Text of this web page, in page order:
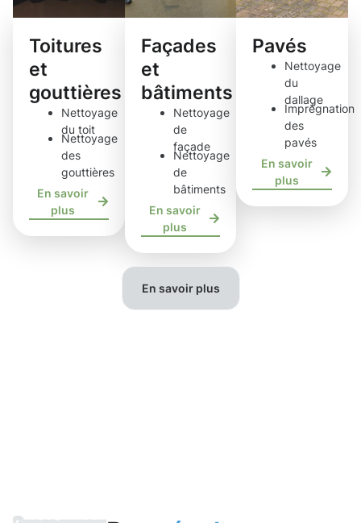
Toitures
et
gouttières
Nettoyage
du toit
Nettoyage
des
gouttières
En savoir
plus
Façades
et
bâtiments
Nettoyage
de
façade
Nettoyage
de
bâtiments
En savoir
plus
Pavés
Nettoyage
du
dallage
Imprégnation
des
pavés
En savoir
plus
En savoir plus